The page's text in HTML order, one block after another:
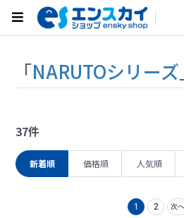
「NARUTOシリーズ
37件
新着順 価格順 人気順
1 2 次へ